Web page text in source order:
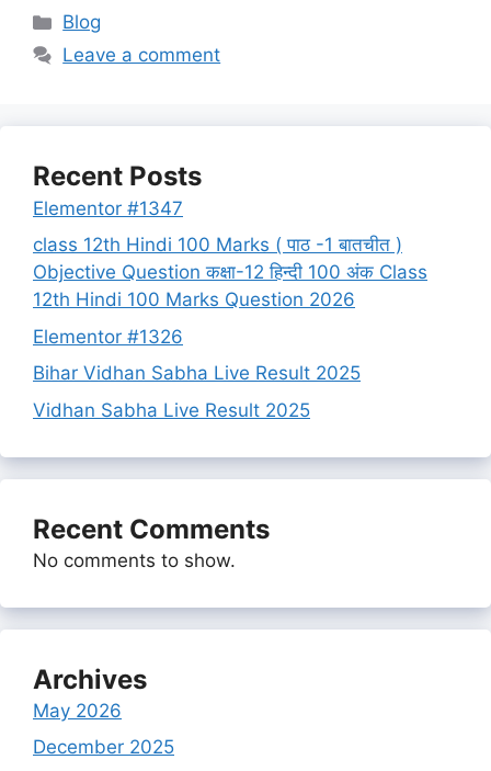
Categories
Blog
Leave a comment
Recent Posts
Elementor #1347
class 12th Hindi 100 Marks ( पाठ -1 बातचीत )
Objective Question कक्षा-12 हिन्दी 100 अंक Class
12th Hindi 100 Marks Question 2026
Elementor #1326
Bihar Vidhan Sabha Live Result 2025
Vidhan Sabha Live Result 2025
Recent Comments
No comments to show.
Archives
May 2026
December 2025